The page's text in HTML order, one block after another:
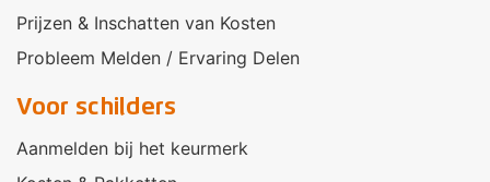
Prijzen & Inschatten van Kosten
Probleem Melden / Ervaring Delen
Voor schilders
Aanmelden bij het keurmerk